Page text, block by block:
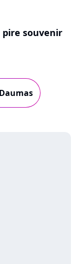
pire souvenir